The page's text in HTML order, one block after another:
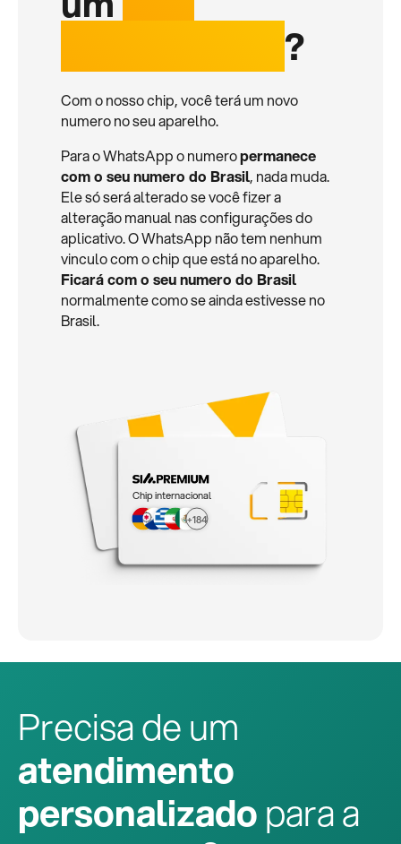
?
Com o nosso chip, você terá um novo
numero no seu aparelho.
Para o WhatsApp o numeropermanece
com o seu numero do Brasil, nada muda.
Ele só será alterado se você fizer a
alteração manual nas configurações do
aplicativo. O WhatsApp não tem nenhum
vinculo com o chip que está no aparelho.
Ficará com o seu numero do Brasil
normalmente como se ainda estivesse no
Brasil.
Chip internacional
+184
Precisa de um
atendimento
personalizadopara a